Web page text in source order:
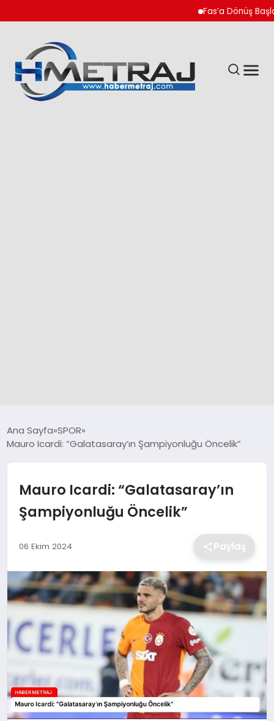
Fas’a Dönüş
DÜNYA
EKONOMİ
MAGAZİN
TEKNOLOJİ
SAĞLIK
EĞİTİM
Ana Sayfa SPOR
Mauro Icardi: “Galatasaray’ın Şampiyonluğu Öncelik”
Mauro Icardi: “Galatasaray’ın
Şampiyonluğu Öncelik”
06 Ekim 2024 Paylaş